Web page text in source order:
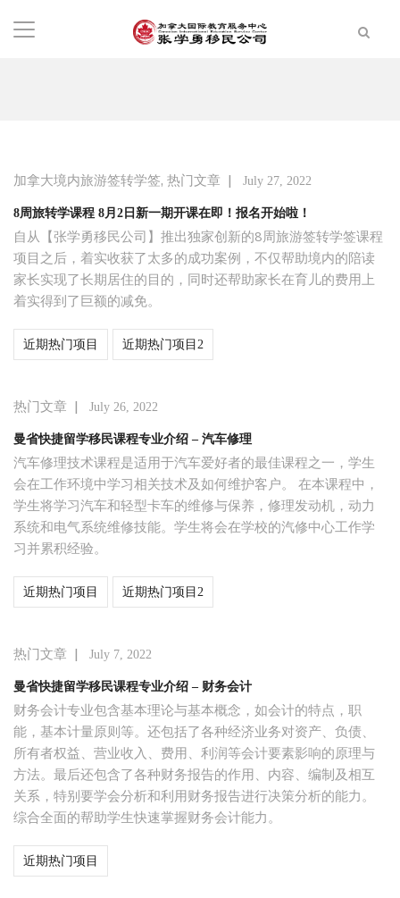
加拿大境内旅游签转学签, 热门文章 | July 27, 2022
8周旅转学课程 8月2日新一期开课在即！报名开始啦！
自从【张学勇移民公司】推出独家创新的8周旅游签转学签课程
项目之后，着实收获了太多的成功案例，不仅帮助境内的陪读
家长实现了长期居住的目的，同时还帮助家长在育儿的费用上
着实得到了巨额的减免。
近期热门项目 近期热门项目2
热门文章 | July 26, 2022
曼省快捷留学移民课程专业介绍 – 汽车修理
汽车修理技术课程是适用于汽车爱好者的最佳课程之一，学生
会在工作环境中学习相关技术及如何维护客户。 在本课程中，
学生将学习汽车和轻型卡车的维修与保养，修理发动机，动力
系统和电气系统维修技能。学生将会在学校的汽修中心工作学
习并累积经验。
近期热门项目 近期热门项目2
热门文章 | July 7, 2022
曼省快捷留学移民课程专业介绍 – 财务会计
财务会计专业包含基本理论与基本概念，如会计的特点，职
能，基本计量原则等。还包括了各种经济业务对资产、负债、
所有者权益、营业收入、费用、利润等会计要素影响的原理与
方法。最后还包含了各种财务报告的作用、内容、编制及相互
关系，特别要学会分析和利用财务报告进行决策分析的能力。
综合全面的帮助学生快速掌握财务会计能力。
近期热门项目